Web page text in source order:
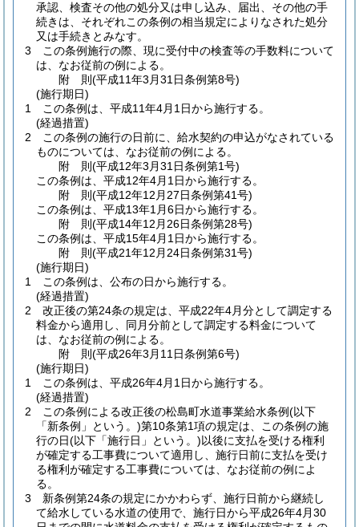
承認、検査その他の処分又は申し込み、届出、その他の手
続きは、それぞれこの条例の相当規定によりなされた処分
又は手続きとみなす。
3
この条例施行の際、現に受付中の検査等の手数料について
は、なお従前の例による。
附 則(平成11年3月31日条例第8号)
(施行期日)
1
この条例は、平成11年4月1日から施行する。
(経過措置)
2
この条例の施行の日前に、給水契約の申込がなされている
ものについては、なお従前の例による。
附 則(平成12年3月31日条例第1号)
この条例は、平成12年4月1日から施行する。
附 則(平成12年12月27日条例第41号)
この条例は、平成13年1月6日から施行する。
附 則(平成14年12月26日条例第28号)
この条例は、平成15年4月1日から施行する。
附 則(平成21年12月24日条例第31号)
(施行期日)
1
この条例は、公布の日から施行する。
(経過措置)
2
改正後の第24条の規定は、平成22年4月分として調定する
料金から適用し、同月分前として調定する料金について
は、なお従前の例による。
附 則(平成26年3月11日条例第6号)
(施行期日)
1
この条例は、平成26年4月1日から施行する。
(経過措置)
2
この条例による改正後の松島町水道事業給水条例(以下
「新条例」という。)第10条第1項の規定は、この条例の施
行の日(以下「施行日」という。)以後に支払を受ける権利
が確定する工事費について適用し、施行日前に支払を受け
る権利が確定する工事費については、なお従前の例によ
る。
3
新条例第24条の規定にかかわらず、施行日前から継続し
て給水している水道の使用で、施行日から平成26年4月30